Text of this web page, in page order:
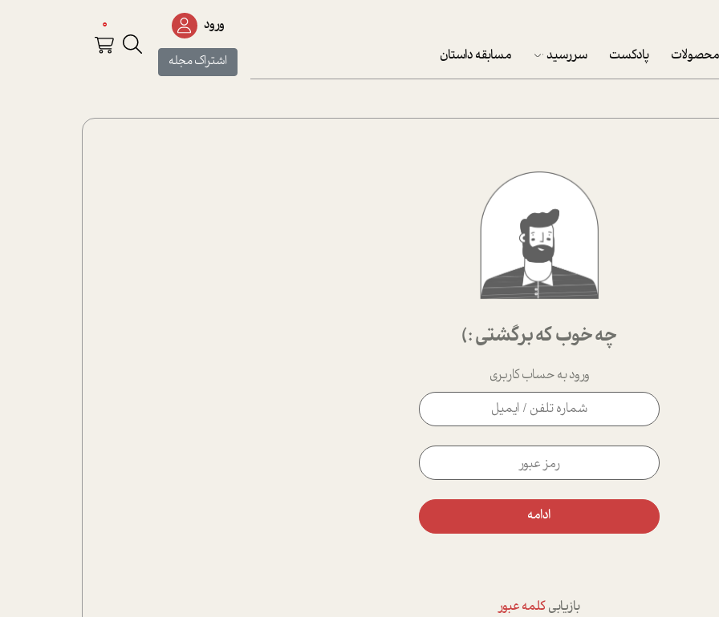
محصولات پادکست سررسید
پکيج نوروزي موفقيت
تقویم رومیزی
تقویم دیواری
مسابقه داستان
ورود
اشتراک مجله
0
چه خوب که برگشتی :)
ورود به حساب کاربری
ادامه
بازیابیکلمه عبور